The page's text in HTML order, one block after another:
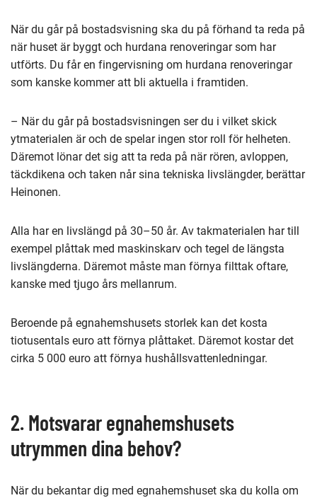
När du går på bostadsvisning ska du på förhand ta reda på
när huset är byggt och hurdana renoveringar som har
utförts. Du får en fingervisning om hurdana renoveringar
som kanske kommer att bli aktuella i framtiden.
– När du går på bostadsvisningen ser du i vilket skick
ytmaterialen är och de spelar ingen stor roll för helheten.
Däremot lönar det sig att ta reda på när rören, avloppen,
täckdikena och taken når sina tekniska livslängder, berättar
Heinonen.
Alla har en livslängd på 30–50 år. Av takmaterialen har till
exempel plåttak med maskinskarv och tegel de längsta
livslängderna. Däremot måste man förnya filttak oftare,
kanske med tjugo års mellanrum.
Beroende på egnahemshusets storlek kan det kosta
tiotusentals euro att förnya plåttaket. Däremot kostar det
cirka 5 000 euro att förnya hushållsvattenledningar.
2. Motsvarar egnahemshusets
utrymmen dina behov?
När du bekantar dig med egnahemshuset ska du kolla om